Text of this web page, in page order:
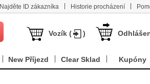
Najděte ID zákazníka Historie procházení
Vozík ( )
New Příjezd Clear Sklad Kupóny